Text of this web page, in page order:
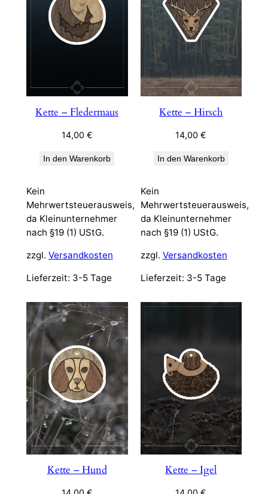
Kette – Fledermaus
14,00 €
In den Warenkorb
Kein
Mehrwertsteuerausweis,
da Kleinunternehmer
nach §19 (1) UStG.
zzgl. Versandkosten
Lieferzeit: 3-5 Tage
Kette – Hirsch
14,00€
In den Warenkorb
Kein
Mehrwertsteuerausweis,
da Kleinunternehmer
nach §19 (1) UStG.
zzgl. Versandkosten
Lieferzeit: 3-5 Tage
Kette – Hund Kette – Igel